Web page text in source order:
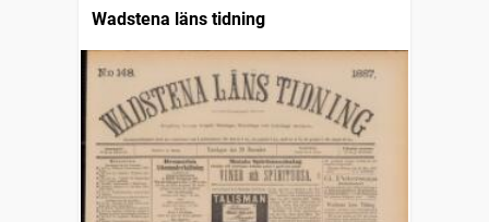
Wadstena läns tidning